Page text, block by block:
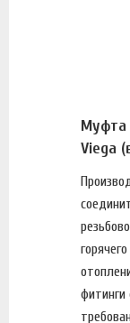
Муфта
Viega
фитинги